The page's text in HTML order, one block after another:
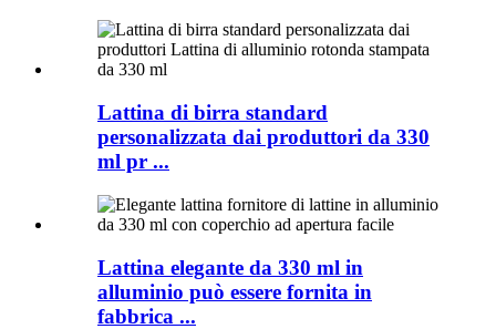
Lattina di birra standard
personalizzata dai produttori da 330
ml pr ...
Lattina elegante da 330 ml in
alluminio può essere fornita in
fabbrica ...